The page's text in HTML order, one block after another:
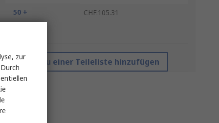
50 +
CHF.105.31
Zu einer Teileliste hinzufügen
zur